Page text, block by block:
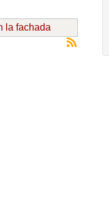
la fachada